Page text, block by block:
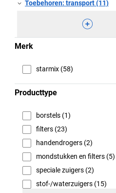
Toebehoren: transport (11)
Merk
starmix (58)
Producttype
borstels (1)
filters (23)
handendrogers (2)
mondstukken en filters (5)
speciale zuigers (2)
stof-/waterzuigers (15)